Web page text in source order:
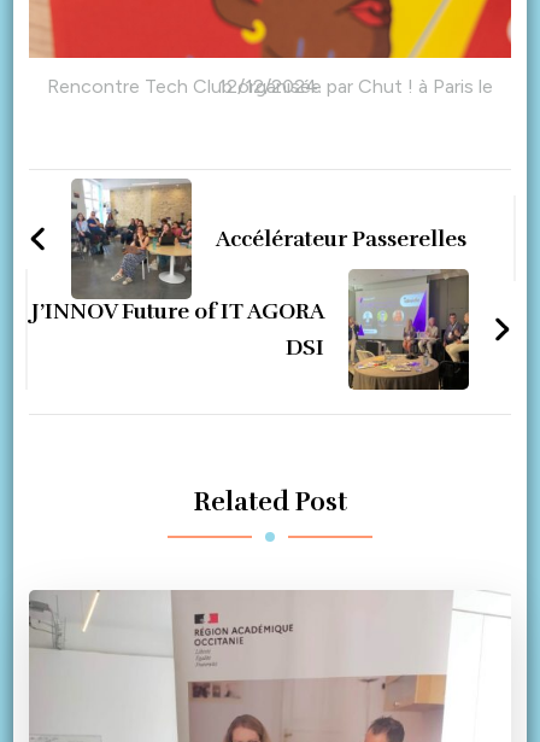
Rencontre Tech Club organisée par Chut ! à Paris le 12/12/2024.
Post
NavigationAccélérateur Passerelles
J’INNOV Future of IT AGORA
DSI
Related Post